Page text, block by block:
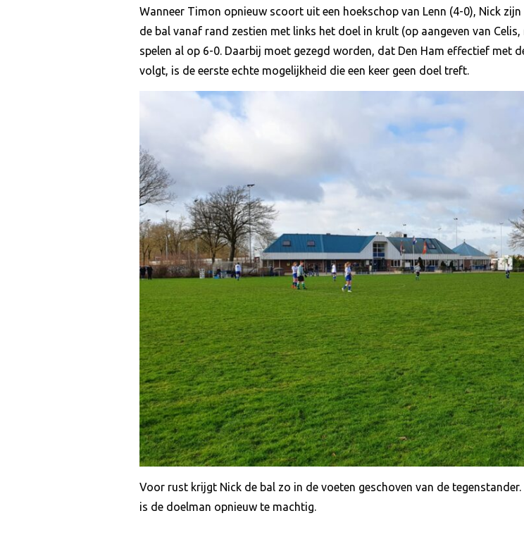
Wanneer Timon opnieuw scoort uit een hoekschop van Lenn (4-0), Nick
de bal vanaf rand zestien met links het doel in krult (op aangeven van
spelen al op 6-0. Daarbij moet gezegd worden, dat Den Ham effectief met
volgt, is de eerste echte mogelijkheid die een keer geen doel treft.
Voor rust krijgt Nick de bal zo in de voeten geschoven van de
is de doelman opnieuw te machtig.